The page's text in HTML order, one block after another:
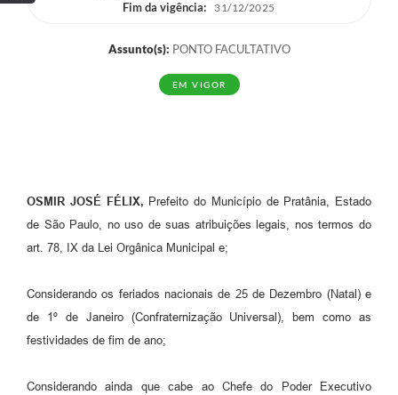
Fim da vigência: 31/12/2025
Assunto(s): PONTO FACULTATIVO
EM VIGOR
OSMIR JOSÉ FÉLIX, Prefeito do Município de Pratânia, Estado
de São Paulo, no uso de suas atribuições legais, nos termos do
art. 78, IX da Lei Orgânica Municipal e;
Considerando os feriados nacionais de 25 de Dezembro (Natal) e
de 1º de Janeiro (Confraternização Universal), bem como as
festividades de fim de ano;
Considerando ainda que cabe ao Chefe do Poder Executivo